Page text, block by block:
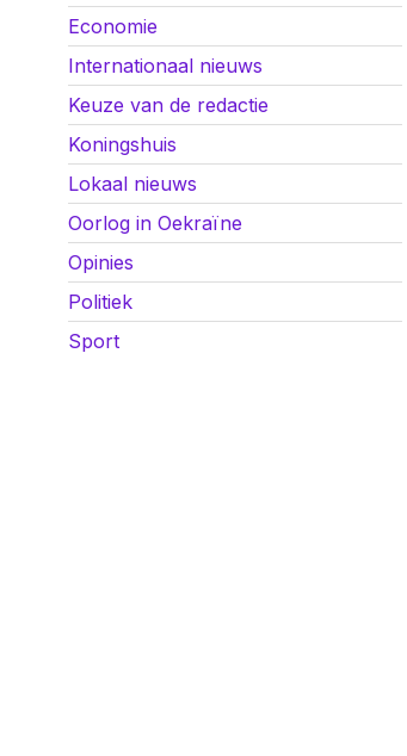
Economie
Internationaal nieuws
Keuze van de redactie
Koningshuis
Lokaal nieuws
Oorlog in Oekraïne
Opinies
Politiek
Sport